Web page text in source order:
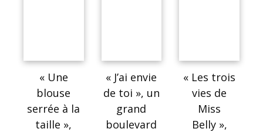
« Une
blouse
serrée à la
taille »,
« J’ai envie
de toi », un
grand
boulevard
« Les trois
vies de
Miss
Belly »,